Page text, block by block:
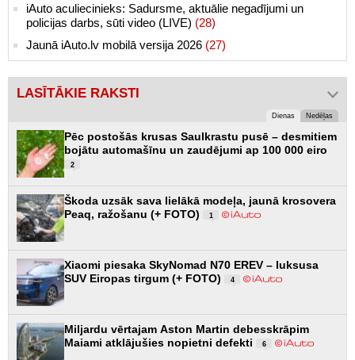
iAuto aculiecinieks: Sadursme, aktuālie negadījumi un
policijas darbs, sūti video (LIVE) (28)
Jaunā iAuto.lv mobilā versija 2026 (27)
LASĪTĀKIE RAKSTI
Dienas Nedēļas
Pēc postošās krusas Saulkrastu pusē – desmitiem
bojātu automašīnu un zaudējumi ap 100 000 eiro
2
Škoda uzsāk sava lielākā modeļa, jaunā krosovera
Peaq, ražošanu (+ FOTO)
1
Xiaomi piesaka SkyNomad N70 EREV – luksusa
SUV Eiropas tirgum (+ FOTO)
4
Miljardu vērtajam Aston Martin debesskrāpim
Maiami atklājušies nopietni defekti
6